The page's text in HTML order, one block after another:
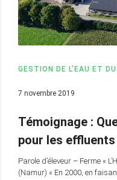
GESTION DE L’EAU ET
7 novembre 2019
Témoignage :
pour les effluents
Parole d’éleveur – Ferme «
(Namur) « En 2000, en